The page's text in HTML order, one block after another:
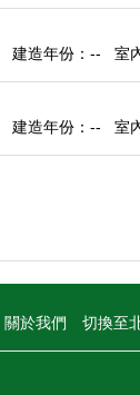
建造年份：-- 室
建造年份：-- 室
關於我們 切換至